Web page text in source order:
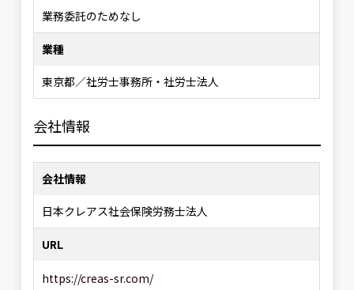
業務委託のためなし
業種
東京都／社労士事務所・社労士法人
会社情報
会社情報
日本クレアス社会保険労務士法人
URL
https://creas-sr.com/